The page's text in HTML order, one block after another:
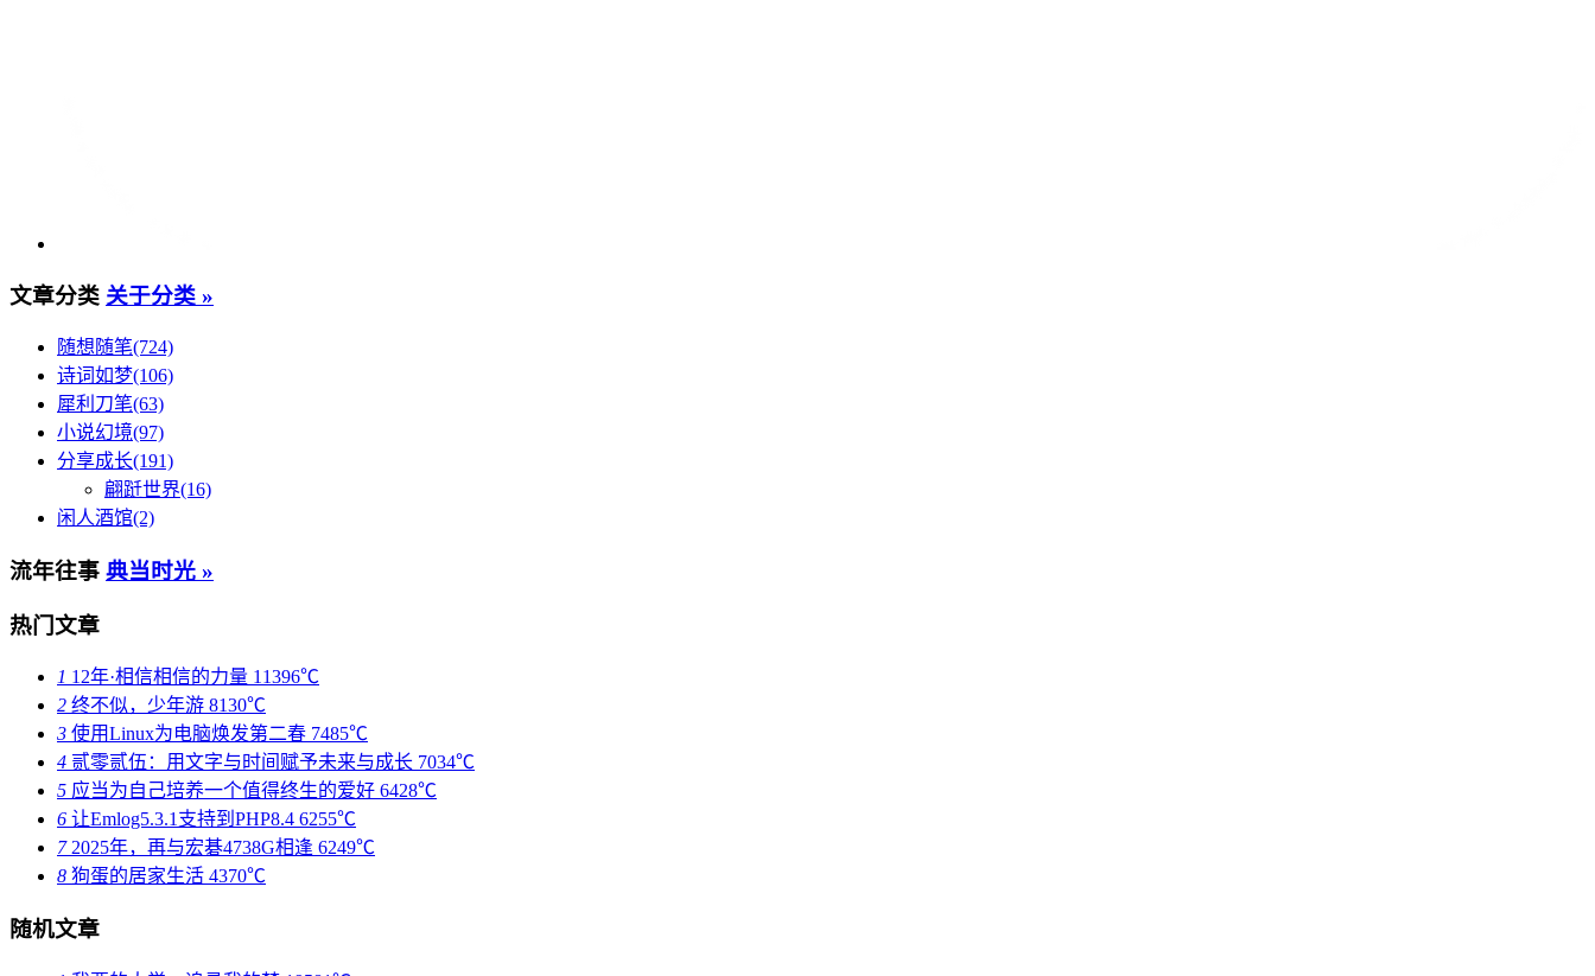
文章分类 关于分类 »
随想随笔(724)
诗词如梦(106)
犀利刀笔(63)
小说幻境(97)
分享成长(191)
翩跹世界(16)
闲人酒馆(2)
流年往事 典当时光 »
热门文章
1 12年·相信相信的力量 11396℃
2 终不似，少年游 8130℃
3 使用Linux为电脑焕发第二春 7485℃
4 贰零贰伍：用文字与时间赋予未来与成长 7034℃
5 应当为自己培养一个值得终生的爱好 6428℃
6 让Emlog5.3.1支持到PHP8.4 6255℃
72025年，再与宏碁4738G相逢 6249℃
8 狗蛋的居家生活 4370℃
随机文章